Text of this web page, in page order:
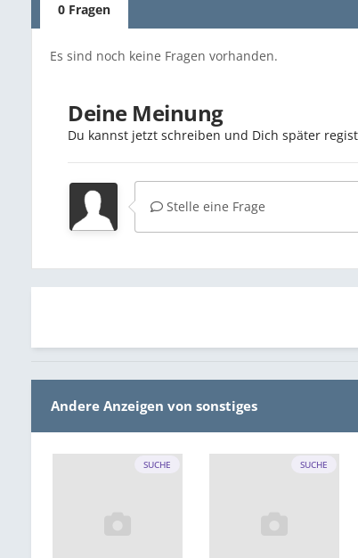
0 Fragen
Es sind noch keine Fragen vorhanden.
Deine Meinung
Du kannst jetzt schreiben und Dich später
Stelle eine Frage
Andere Anzeigen von sonstiges
SUCHE SUCHE